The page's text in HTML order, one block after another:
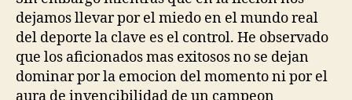
dejamos llevar por el miedo en el mundo real
del deporte la clave es el control. He observado
que los aficionados mas exitosos no se dejan
dominar por la emocion del momento ni por el
aura de invencibilidad de un campeon